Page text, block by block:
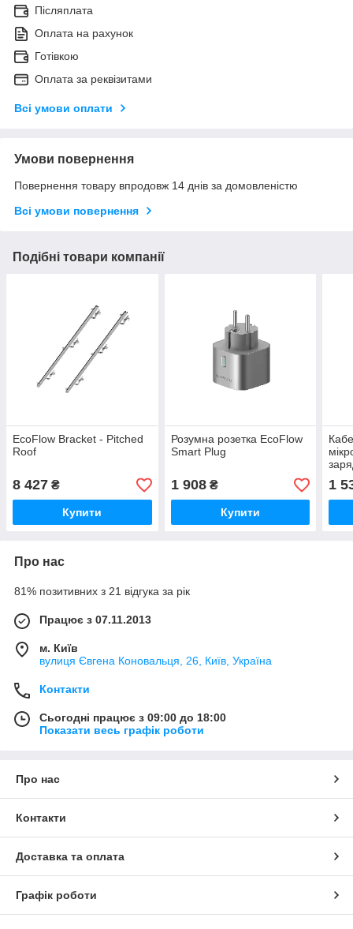
Післяплата
Оплата на рахунок
Готівкою
Оплата за реквізитами
Всі умови оплати
Умови повернення
Повернення товару впродовж 14 днів за домовленістю
Всі умови повернення
Подібні товари компанії
EcoFlow Bracket - Pitched
Roof
8 427 ₴
Купити
Розумна розетка EcoFlow
Smart Plug
1 908₴
Купити
Car
1
Про нас
81% позитивних з 21 відгука за рік
Працює з 07.11.2013
м. Київ
вулиця Євгена Коновальця, 26, Київ, Україна
Контакти
Сьогодні працює з 09:00 до 18:00
Показати весь графік роботи
Про нас
Контакти
Доставка та оплата
Графік роботи